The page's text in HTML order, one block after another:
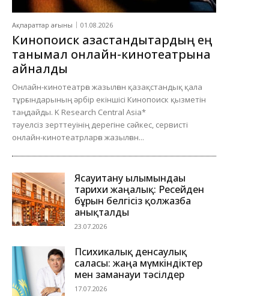
Ақпараттар ағыны 01.08.2026
Кинопоиск қазақстандықтардың ең
танымал онлайн-кинотеатрына
айналды
Онлайн-кинотеатрға жазылған қазақстандық қала
тұрғындарының әрбір екіншісі Кинопоиск қызметін
таңдайды. K Research Central Asia*
тәуелсіз зерттеуінің дерегіне сәйкес, сервисті
онлайн-кинотеатрларға жазылған...
Ясауитану ғылымындағы
тарихи жаңалық: Ресейден
бұрын белгісіз қолжазба
анықталды
23.07.2026
Психикалық денсаулық
саласы: жаңа мүмкіндіктер
мен заманауи тәсілдер
17.07.2026